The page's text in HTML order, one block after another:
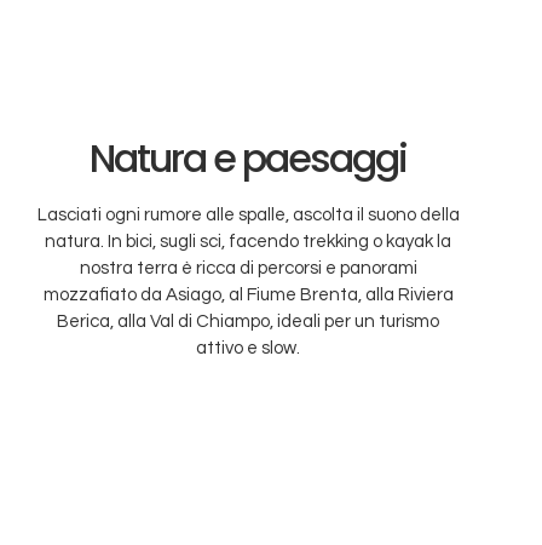
Natura e paesaggi
Lasciati ogni rumore alle spalle, ascolta il suono della
natura. In bici, sugli sci, facendo trekking o kayak la
nostra terra è ricca di percorsi e panorami
mozzafiato da Asiago, al Fiume Brenta, alla Riviera
Berica, alla Val di Chiampo, ideali per un turismo
attivo e slow.